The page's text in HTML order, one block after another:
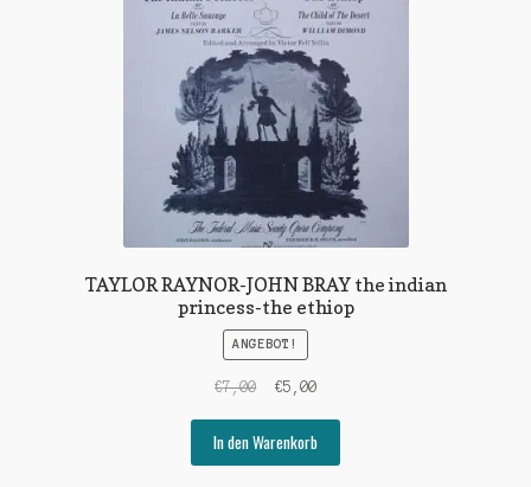
TAYLOR RAYNOR-JOHN BRAY the indian
princess-the ethiop
ANGEBOT!
€7,00
Ursprünglicher
war:
€7,00
€5,00Aktueller
ist:
€5,00.
In den Warenkorb